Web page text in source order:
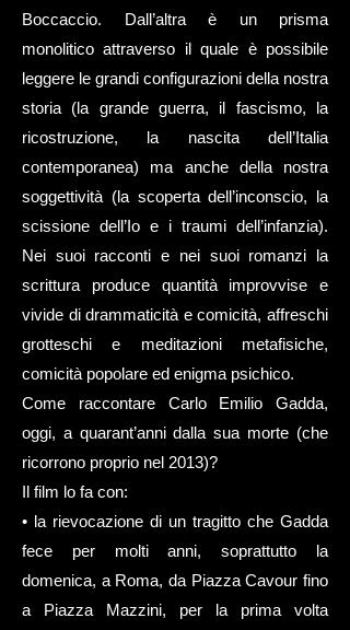
Boccaccio. Dall’altra è un prisma
monolitico attraverso il quale è possibile
leggere le grandi configurazioni della nostra
storia (la grande guerra, il fascismo, la
ricostruzione, la nascita dell’Italia
contemporanea) ma anche della nostra
soggettività (la scoperta dell’inconscio, la
scissione dell’Io e i traumi dell’infanzia).
Nei suoi racconti e nei suoi romanzi la
scrittura produce quantità improvvise e
vivide di drammaticità e comicità, affreschi
grotteschi e meditazioni metafisiche,
comicità popolare ed enigma psichico.
Come raccontare Carlo Emilio Gadda,
oggi, a quarant’anni dalla sua morte (che
ricorrono proprio nel 2013)?
Il film lo fa con:
• la rievocazione di un tragitto che Gadda
fece per molti anni, soprattutto la
domenica, a Roma, da Piazza Cavour fino
a Piazza Mazzini, per la prima volta